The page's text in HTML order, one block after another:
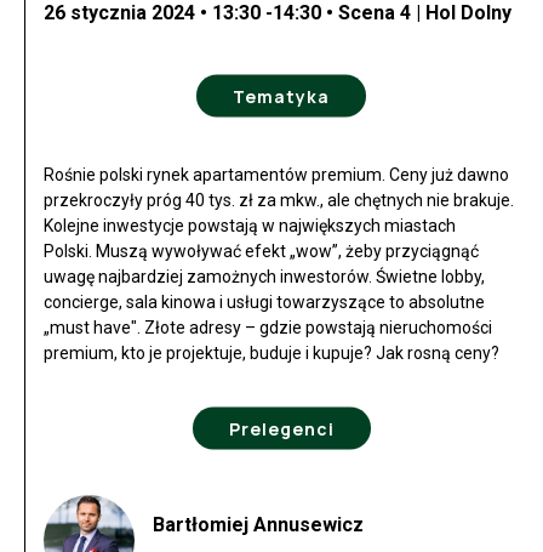
26 stycznia 2024 • 13:30 -14:30 • Scena 4 | Hol Dolny
Tematyka
Rośnie polski rynek apartamentów premium. Ceny już dawno
przekroczyły próg 40 tys. zł za mkw., ale chętnych nie brakuje.
Kolejne inwestycje powstają w największych miastach
Polski. Muszą wywoływać efekt „wow”, żeby przyciągnąć
uwagę najbardziej zamożnych inwestorów. Świetne lobby,
concierge, sala kinowa i usługi towarzyszące to absolutne
„must have". Złote adresy – gdzie powstają nieruchomości
premium, kto je projektuje, buduje i kupuje? Jak rosną ceny?
Prelegenci
Bartłomiej Annusewicz